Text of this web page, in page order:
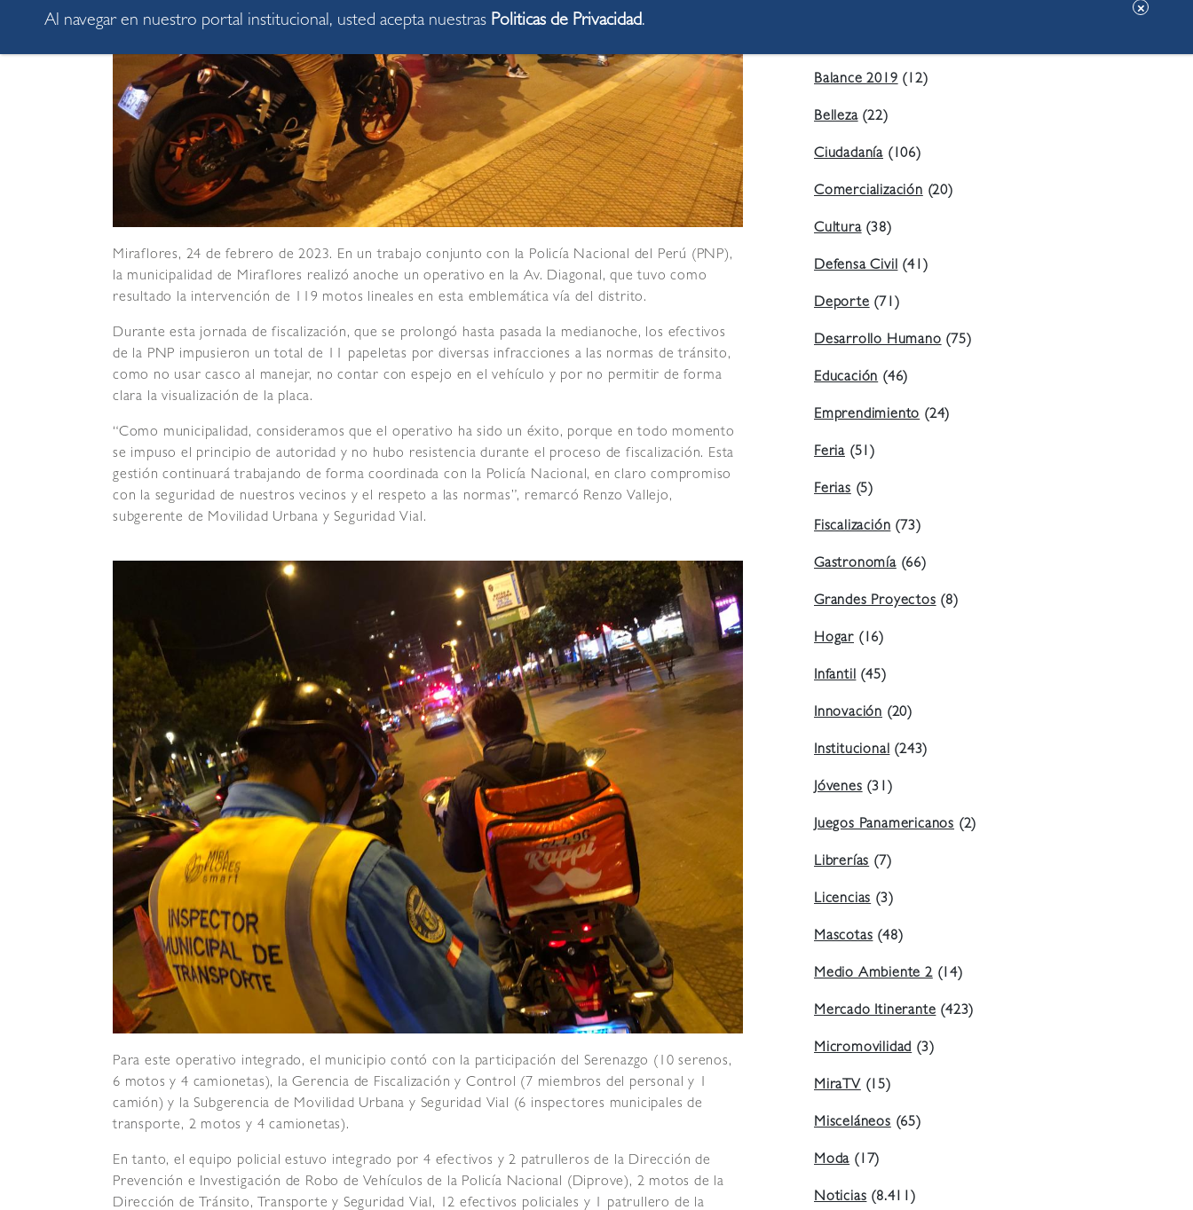
Miraflores, 24 de febrero de 2023. En un trabajo conjunto con la Policía Nacional del Perú (PNP),
la municipalidad de Miraflores realizó anoche un operativo en la Av. Diagonal, que tuvo como
resultado la intervención de 119 motos lineales en esta emblemática vía del distrito.
Durante esta jornada de fiscalización, que se prolongó hasta pasada la medianoche, los efectivos
de la PNP impusieron un total de 11 papeletas por diversas infracciones a las normas de tránsito,
como no usar casco al manejar, no contar con espejo en el vehículo y por no permitir de forma
clara la visualización de la placa.
“Como municipalidad, consideramos que el operativo ha sido un éxito, porque en todo momento
se impuso el principio de autoridad y no hubo resistencia durante el proceso de fiscalización. Esta
gestión continuará trabajando de forma coordinada con la Policía Nacional, en claro compromiso
con la seguridad de nuestros vecinos y el respeto a las normas”, remarcó Renzo Vallejo,
subgerente de Movilidad Urbana y Seguridad Vial.
Para este operativo integrado, el municipio contó con la participación del Serenazgo (10 serenos,
6 motos y 4 camionetas), la Gerencia de Fiscalización y Control (7 miembros del personal y 1
camión) y la Subgerencia de Movilidad Urbana y Seguridad Vial (6 inspectores municipales de
transporte, 2 motos y 4 camionetas).
En tanto, el equipo policial estuvo integrado por 4 efectivos y 2 patrulleros de la Dirección de
Prevención e Investigación de Robo de Vehículos de la Policía Nacional (Diprove), 2 motos de la
Dirección de Tránsito, Transporte y Seguridad Vial, 12 efectivos policiales y 1 patrullero de la
Balance 2019(12)
Belleza(22)
Ciudadanía (106)
Comercialización(20)
Cultura(38)
Defensa Civil(41)
Deporte(71)
Desarrollo Humano(75)
Educación(46)
Emprendimiento(24)
Feria (51)
Ferias(5)
Fiscalización(73)
Gastronomía(66)
Grandes Proyectos(8)
Hogar (16)
Infantil(45)
Innovación (20)
Institucional(243)
Jóvenes(31)
Juegos Panamericanos (2)
Librerías(7)
Licencias(3)
Mascotas(48)
Medio Ambiente 2(14)
Mercado Itinerante(423)
Micromovilidad(3)
MiraTV(15)
Misceláneos(65)
Moda(17)
Noticias(8.411)
Al navegar en nuestro portal institucional, usted acepta nuestras Politicas de Privacidad.